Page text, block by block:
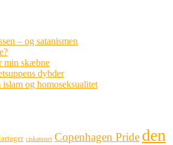
– og satanismen
min skæbne
dybder
og homoseksualitet
ciskønnet Copenhagen Pride den